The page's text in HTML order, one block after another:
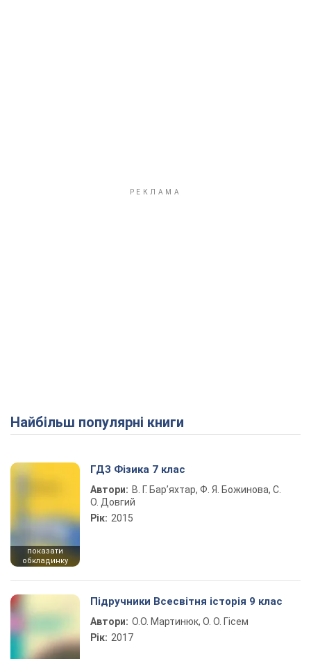
Найбільш популярні книги
показати
обкладинку
ГДЗ Фізика 7 клас
Автори: В. Г. Бар’яхтар, Ф. Я. Божинова, С.
О. Довгий
Рік: 2015
Підручники Всесвітня історія 9 клас
Автори: О.О. Мартинюк, О. О. Гісем
Рік: 2017